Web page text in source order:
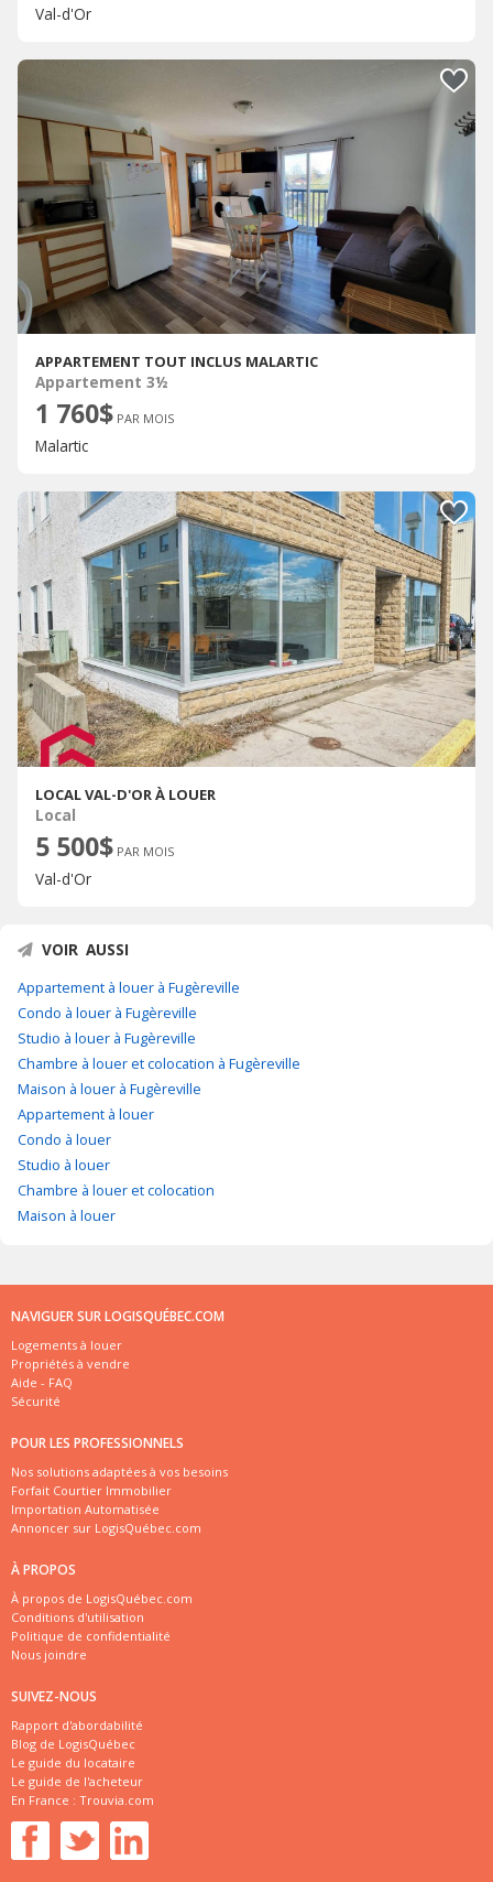
Val-d'Or
APPARTEMENT TOUT INCLUS MALARTIC
Appartement 3½
1 760$ PAR MOIS
Malartic
LOCAL VAL-D'OR À LOUER
Local
5 500$ PAR MOIS
Val-d'Or
VOIR AUSSI
Appartement à louer à Fugèreville
Condo à louer à Fugèreville
Studio à louer à Fugèreville
Chambre à louer et colocation à Fugèreville
Maison à louer à Fugèreville
Appartement à louer
Condo à louer
Studio à louer
Chambre à louer et colocation
Maison à louer
NAVIGUER SUR LOGISQUÉBEC.COM
Logements à louer
Propriétés à vendre
Aide - FAQ
Sécurité
POUR LES PROFESSIONNELS
Nos solutions adaptées à vos besoins
Forfait Courtier Immobilier
Importation Automatisée
Annoncer sur LogisQuébec.com
À PROPOS
À propos de LogisQuébec.com
Conditions d'utilisation
Politique de confidentialité
Nous joindre
SUIVEZ-NOUS
Rapport d'abordabilité
Blog de LogisQuébec
Le guide du locataire
Le guide de l'acheteur
En France : Trouvia.com